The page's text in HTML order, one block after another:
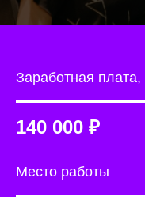
Заработная плата,
140 000 ₽
Место работы